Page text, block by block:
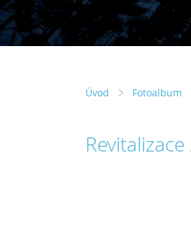
Úvod Fotoalbum